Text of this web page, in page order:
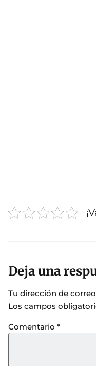
Deja una
Tu dirección de
Los campos
Comentario *